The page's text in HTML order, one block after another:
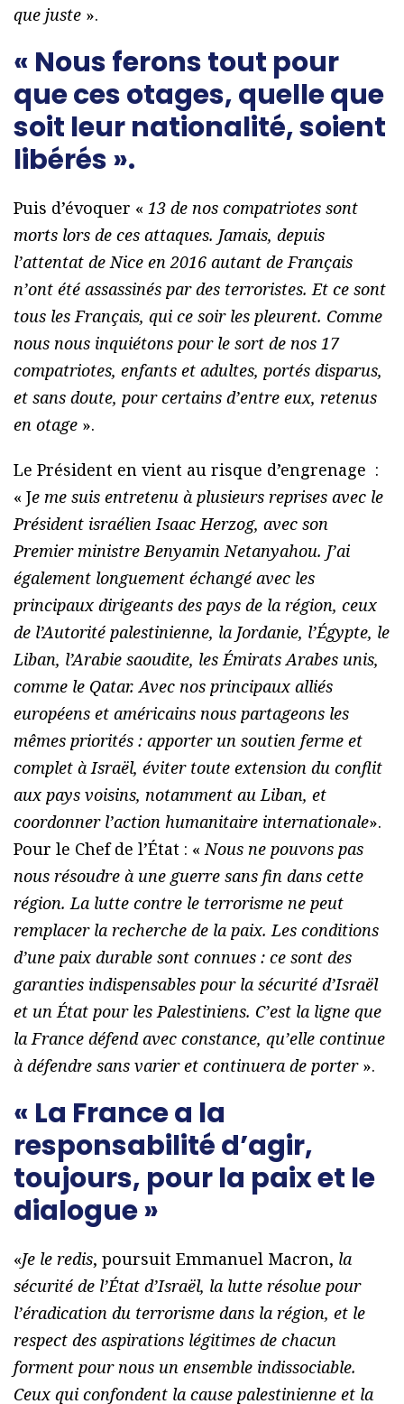
que juste ».
« Nous ferons tout pour
que ces otages, quelle que
soit leur nationalité, soient
libérés ».
Puis d’évoquer « 13 de nos compatriotes sont
morts lors de ces attaques. Jamais, depuis
l’attentat de Nice en 2016 autant de Français
n’ont été assassinés par des terroristes. Et ce sont
tous les Français, qui ce soir les pleurent. Comme
nous nous inquiétons pour le sort de nos 17
compatriotes, enfants et adultes, portés disparus,
et sans doute, pour certains d’entre eux, retenus
en otage ».
Le Président en vient au risque d’engrenage :
« Je me suis entretenu à plusieurs reprises avec le
Président israélien Isaac Herzog, avec son
Premier ministre Benyamin Netanyahou. J’ai
également longuement échangé avec les
principaux dirigeants des pays de la région, ceux
de l’Autorité palestinienne, la Jordanie, l’Égypte, le
Liban, l’Arabie saoudite, les Émirats Arabes unis,
comme le Qatar. Avec nos principaux alliés
européens et américains nous partageons les
mêmes priorités : apporter un soutien ferme et
complet à Israël, éviter toute extension du conflit
aux pays voisins, notamment au Liban, et
coordonner l’action humanitaire internationale».
Pour le Chef de l’État : «Nous ne pouvons pas
nous résoudre à une guerre sans fin dans cette
région. La lutte contre le terrorisme ne peut
remplacer la recherche de la paix. Les conditions
d’une paix durable sont connues : ce sont des
garanties indispensables pour la sécurité d’Israël
et un État pour les Palestiniens. C’est la ligne que
la France défend avec constance, qu’elle continue
à défendre sans varier et continuera de porter».
« La France a la
responsabilité d’agir,
toujours, pour la paix et le
dialogue »
«Je le redis, poursuit Emmanuel Macron, la
sécurité de l’État d’Israël, la lutte résolue pour
l’éradication du terrorisme dans la région, et le
respect des aspirations légitimes de chacun
forment pour nous un ensemble indissociable.
Ceux qui confondent la cause palestinienne et la